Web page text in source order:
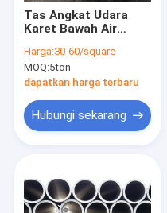
Tas Angkat Udara
Karet Bawah Air
Kapal
Harga:30-60/square
MOQ:5ton
dapatkan harga terbaru
Hubungi sekarang